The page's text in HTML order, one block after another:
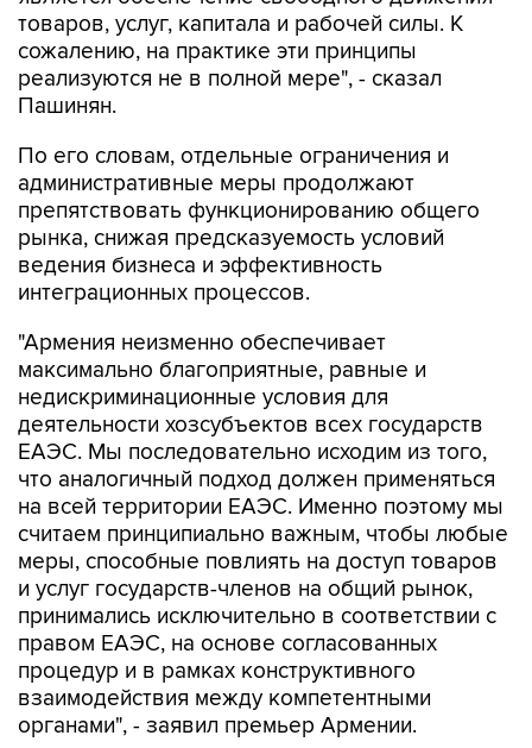
товаров, услуг, капитала и рабочей силы. К
сожалению, на практике эти принципы
реализуются не в полной мере", - сказал
Пашинян.
По его словам, отдельные ограничения и
административные меры продолжают
препятствовать функционированию общего
рынка, снижая предсказуемость условий
ведения бизнеса и эффективность
интеграционных процессов.
"Армения неизменно обеспечивает
максимально благоприятные, равные и
недискриминационные условия для
деятельности хозсубъектов всех государств
ЕАЭС. Мы последовательно исходим из того,
что аналогичный подход должен применяться
на всей территории ЕАЭС. Именно поэтому мы
считаем принципиально важным, чтобы любые
меры, способные повлиять на доступ товаров
и услуг государств-членов на общий рынок,
принимались исключительно в соответствии с
правом ЕАЭС, на основе согласованных
процедур и в рамках конструктивного
взаимодействия между компетентными
органами", - заявил премьер Армении.